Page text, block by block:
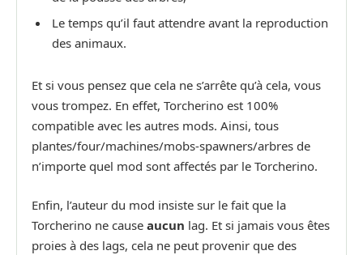
Le temps qu’il faut attendre avant la reproduction
des animaux.
Et si vous pensez que cela ne s’arrête qu’à cela, vous
vous trompez. En effet, Torcherino est 100%
compatible avec les autres mods. Ainsi, tous
plantes/four/machines/mobs-spawners/arbres de
n’importe quel mod sont affectés par le Torcherino.
Enfin, l’auteur du mod insiste sur le fait que la
Torcherino ne cause aucun lag. Et si jamais vous êtes
proies à des lags, cela ne peut provenir que des